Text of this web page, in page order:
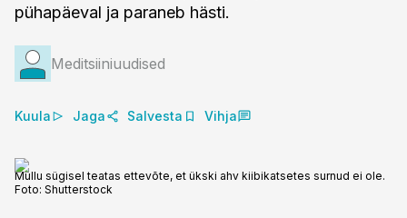
pühapäeval ja paraneb hästi.
Meditsiiniuudised
Kuula Jaga Salvesta Vihja
Mullu sügisel teatas ettevõte, et ükski ahv kiibikatsetes surnud ei ole.
Foto: Shutterstock